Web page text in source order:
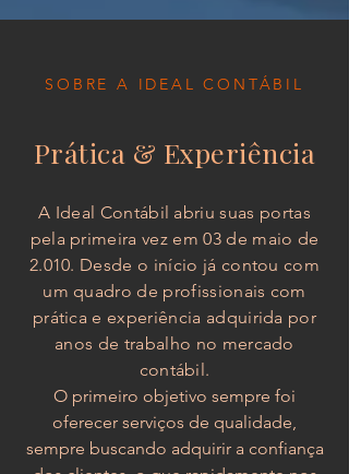
SOBRE A IDEAL CONTÁBIL
Prática & Experiência
A Ideal Contábil abriu suas portas
pela primeira vez em 03 de maio de
2.010. Desde o início já contou com
um quadro de profissionais com
prática e experiência adquirida por
anos de trabalho no mercado
contábil.
O primeiro objetivo sempre foi
oferecer serviços de qualidade,
sempre buscando adquirir a confiança